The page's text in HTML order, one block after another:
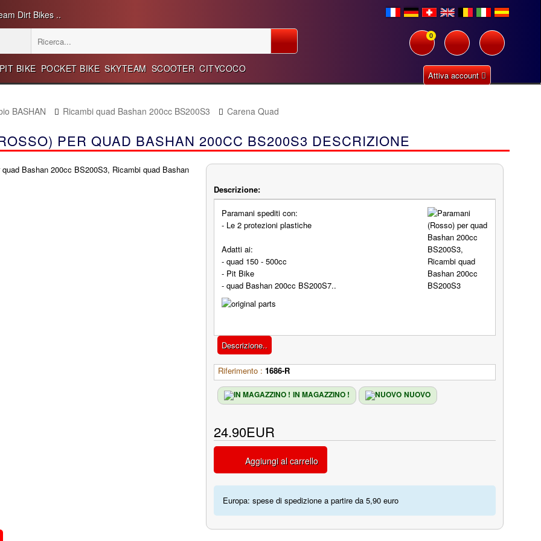
Dirt Bikes ..
0
Attiva account
PIT BIKE POCKET BIKE SKYTEAM SCOOTER CITYCOCO
BASHAN Ricambi quad Bashan 200cc BS200S3 Carena Quad
PER QUAD BASHAN 200CC BS200S3 DESCRIZIONE
Descrizione:
Paramani spediti con:
- Le 2 protezioni plastiche
Adatti ai:
- quad 150 - 500cc
- Pit Bike
- quad Bashan 200cc BS200S7..
Descrizione..
Riferimento : 1686-R
IN MAGAZZINO ! NUOVO
24.90EUR
Aggiungi al carrello
Europa: spese di spedizione a partire da 5,90 euro